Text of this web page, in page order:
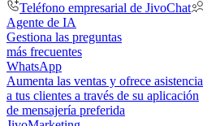
Teléfono empresarial de JivoChat
Agente de IA
Gestiona las preguntas
más frecuentes
WhatsApp
Aumenta las ventas y ofrece asistencia
a tus clientes a través de su aplicación
de mensajería preferida